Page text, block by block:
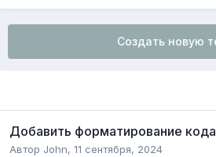
Создать новую
Добавить форматирование кода
Автор John, 11 сентября, 2024